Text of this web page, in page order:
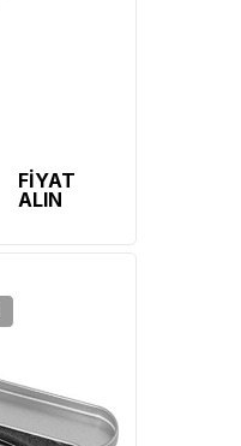
FİYAT
ALIN